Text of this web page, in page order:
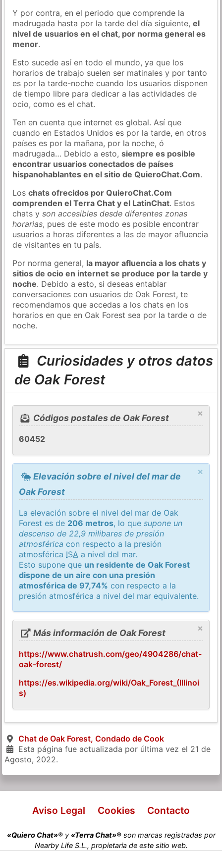
Y por contra, en el periodo que comprende la
madrugada hasta por la tarde del día siguiente,el
nivel de usuarios en el chat, por norma general es
menor.
Esto sucede así en todo el mundo, ya que los
horarios de trabajo suelen ser matinales y por tanto
es por la tarde-noche cuando los usuarios disponen
de tiempo libre para dedicar a las actividades de
ocio, como es el chat.
Ten en cuenta que internet es global. Así que
cuando en Estados Unidos es por la tarde, en otros
países es por la mañana, por la noche, ó
madrugada… Debido a esto,siempre es posible
encontrar usuarios conectados de países
hispanohablantes en el sitio de QuieroChat.Com.
Loschats ofrecidos por QuieroChat.Com
comprenden el Terra Chat y el LatinChat. Estos
chats yson accesibles desde diferentes zonas
horarias, pues de este modo es posible encontrar
usuarios a horas diferentes a las de mayor afluencia
de visitantes en tu país.
Por norma general, la mayor afluencia a los chats y
sitios de ocio en internet se produce por la tarde y
noche. Debido a esto, si deseas entablar
conversaciones con usuarios de Oak Forest, te
recomendamos que accedas a los chats en los
horarios en que en Oak Forest sea por la tarde o de
noche.
Curiosidades y otros datos
de Oak Forest
×
Códigos postales de Oak Forest
60452
×
Elevación sobre el nivel del mar de
Oak Forest
La elevación sobre el nivel del mar de Oak
Forest es de 206 metros, lo quesupone un
descenso de 22,9 milibares de presión
atmosférica con respecto a la presión
atmosférica ISA a nivel del mar.
Esto supone que un residente de Oak Forest
dispone de un aire con una presión
atmosférica de 97,74% con respecto a la
presión atmosférica a nivel del mar equivalente.
×
Más información de Oak Forest
https://www.chatrush.com/geo/4904286/chat-
oak-forest/
https://es.wikipedia.org/wiki/Oak_Forest_(Illinoi
s)
Chat de Oak Forest, Condado de Cook
Esta página fue actualizada por última vez el 21 de
Agosto, 2022.
Aviso Legal Cookies Contacto
«Quiero Chat»®y «Terra Chat»®son marcas registradas por
Nearby Life S.L., propietaria de este sitio web.